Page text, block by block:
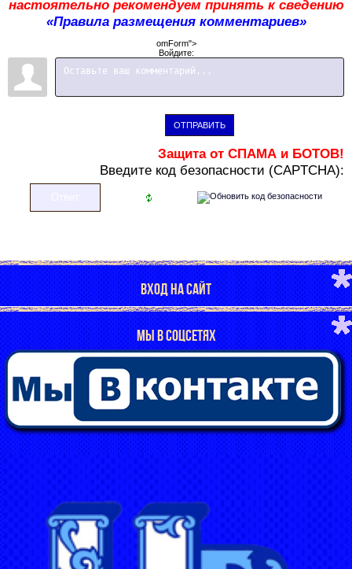
настоятельно рекомендуем принять к сведению
«Правила размещения комментариев»
omForm">
Войдите:
ОТПРАВИТЬ
Защита от СПАМА и БОТОВ!
Введите код безопасности (CAPTCHA):
ВХОД НА САЙТ
МЫ В СОЦСЕТЯХ